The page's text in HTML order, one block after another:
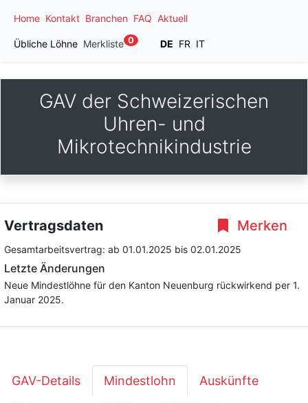
Home Kontakt Branchen FAQ Aktuell
Übliche Löhne Merkliste 0 DE FR IT
GAV der Schweizerischen
Uhren- und
Mikrotechnikindustrie
Merken
Vertragsdaten
Gesamtarbeitsvertrag: ab 01.01.2025 bis 02.01.2025
Letzte Änderungen
Neue Mindestlöhne für den Kanton Neuenburg rückwirkend per 1.
Januar 2025.
GAV-Details Mindestlohn Auskünfte